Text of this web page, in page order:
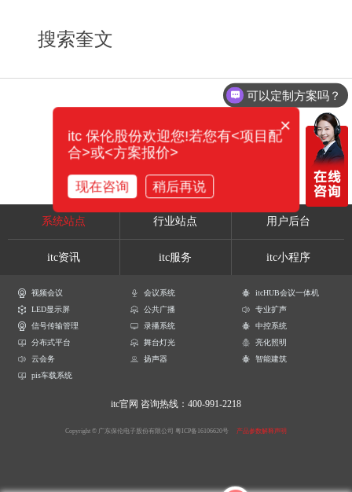
搜索奎文
系统站点 行业站点 用户后台
itc资讯 itc服务 itc小程序
视频会议 会议系统
itcHUB会议一体机
LED显示屏
公共广播
专业扩声
信号传输管理
录播系统
中控系统
分布式平台
舞台灯光
亮化照明
云会务
扬声器
智能建筑
pis车载系统
itc官网 咨询热线：400-991-2218
Copyright © 广东保伦电子股份有限公司 粤ICP备16106620号 产品参数解释声明
可以定制方案吗？
×
itc 保伦股份欢迎您!若您有<项目配
合>或<方案报价>
现在咨询 稍后再说